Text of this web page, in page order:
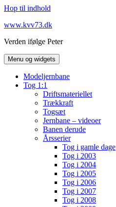
Hop til indhold
www.kvv73.dk
Verden ifølge Peter
Menu og widgets
Modeljernbane
Tog 1:1
Driftsmateriellet
Trækkraft
Togsæt
Jernbane – videoer
Banen derude
Årsserier
Tog i gamle dage
Tog i 2003
Tog i 2004
Tog i 2005
Tog i 2006
Tog i 2007
Tog i 2008